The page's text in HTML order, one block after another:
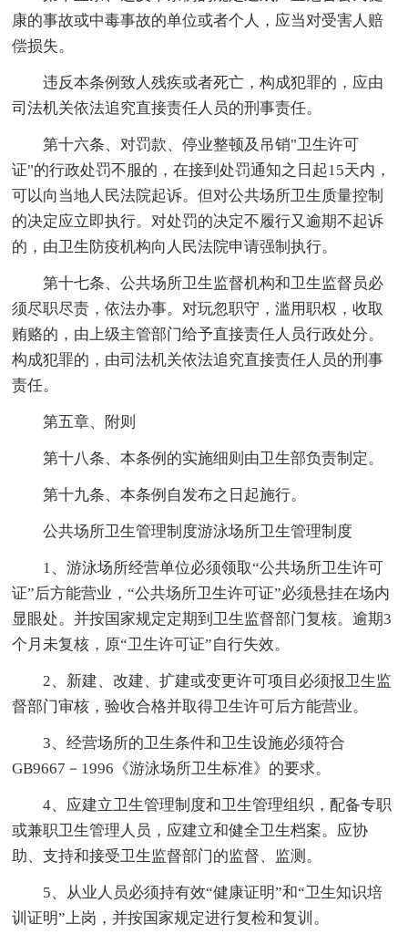
康的事故或中毒事故的单位或者个人，应当对受害人赔
偿损失。
违反本条例致人残疾或者死亡，构成犯罪的，应由
司法机关依法追究直接责任人员的刑事责任。
第十六条、对罚款、停业整顿及吊销"卫生许可
证"的行政处罚不服的，在接到处罚通知之日起15天内，
可以向当地人民法院起诉。但对公共场所卫生质量控制
的决定应立即执行。对处罚的决定不履行又逾期不起诉
的，由卫生防疫机构向人民法院申请强制执行。
第十七条、公共场所卫生监督机构和卫生监督员必
须尽职尽责，依法办事。对玩忽职守，滥用职权，收取
贿赂的，由上级主管部门给予直接责任人员行政处分。
构成犯罪的，由司法机关依法追究直接责任人员的刑事
责任。
第五章、附则
第十八条、本条例的实施细则由卫生部负责制定。
第十九条、本条例自发布之日起施行。
公共场所卫生管理制度游泳场所卫生管理制度
1、游泳场所经营单位必须领取“公共场所卫生许可
证”后方能营业，“公共场所卫生许可证”必须悬挂在场内
显眼处。并按国家规定定期到卫生监督部门复核。逾期3
个月未复核，原“卫生许可证”自行失效。
2、新建、改建、扩建或变更许可项目必须报卫生监
督部门审核，验收合格并取得卫生许可后方能营业。
3、经营场所的卫生条件和卫生设施必须符合
GB9667－1996《游泳场所卫生标准》的要求。
4、应建立卫生管理制度和卫生管理组织，配备专职
或兼职卫生管理人员，应建立和健全卫生档案。应协
助、支持和接受卫生监督部门的监督、监测。
5、从业人员必须持有效“健康证明”和“卫生知识培
训证明”上岗，并按国家规定进行复检和复训。